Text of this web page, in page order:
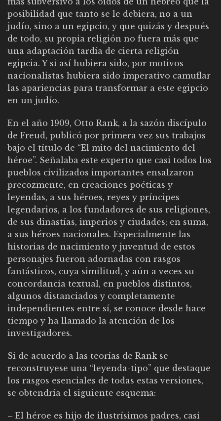
posibilidad que tanto se le debiera, no a un
judío, sino a un egipcio, y que quizás y después
de todo, su propia religión no fuera más que
una adaptación tardía de cierta religión
egipcia. Y si así hubiera sido, por motivos
nacionalistas hubiera sido imperativo camuflar
las apariencias para transformar a este egipcio
en un judío.
En el año 1909, Otto Rank, a la sazón discípulo
de Freud, publicó por primera vez sus trabajos
bajo el título de “El mito del nacimiento del
héroe”. Señalaba este experto que casi todos los
pueblos civilizados importantes ensalzaron
precozmente, en creaciones poéticas y
leyendas, a sus héroes, reyes y príncipes
legendarios, a los fundadores de sus religiones,
de sus dinastías, imperios y ciudades; en suma,
a sus héroes nacionales. Especialmente las
historias de nacimiento y juventud de estos
personajes fueron adornadas con rasgos
fantásticos, cuya similitud, y aún a veces su
concordancia textual, en pueblos distintos,
algunos distanciados y completamente
independientes entre sí, se conoce desde hace
tiempo y ha llamado la atención de los
investigadores.
Si de acuerdo a las teorías de Rank se
reconstruyese una “leyenda-tipo” que destaque
los rasgos esenciales de todas estas versiones,
se obtendría el siguiente esquema:
– El héroe es hijo de ilustrísimos padres, casi